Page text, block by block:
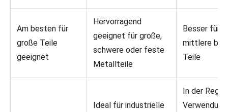
Am besten für
große Teile
geeignet
Hervorragend
geeignet für große,
schwere oder feste
Metallteile
Besser für
mittlere
Teile
Ideal für industrielle
In der